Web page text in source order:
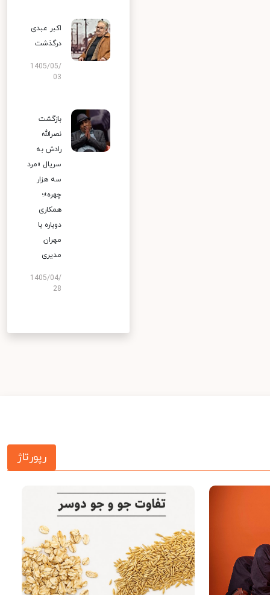
اکبر عبدی
درگذشت
1405/05/
03
بازگشت
نصرالله
رادش به
سریال «مرد
سه هزار
چهره»؛
همکاری
دوباره با
مهران
مدیری
1405/04/
28
رپورتاژ